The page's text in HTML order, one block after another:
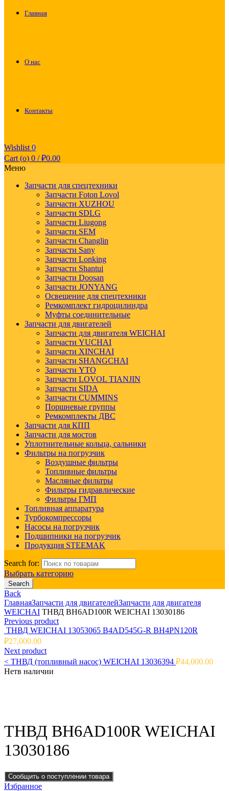
Главная
О нас
Контакты
Wishlist 0
Cart (o) 0 / ₽0.00
Меню
Запчасти для спецтехники
Запчасти Foton Lovol
Запчасти XUZHOU
Запчасти SDLG
Запчасти Liugong
Запчасти SEM
Запчасти Changlin
Запчасти Sany
Запчасти Lonking
Запчасти Shantui
Запчасти Doosan
Запчасти JONYANG
Освещение для спецтехники
Ремкомплект гидроцилиндра
Муфты соединительные
Запчасти для двигателей
Запчасти для двигателя WEICHAI
Запчасти YUCHAI
Запчасти XINCHAI
Запчасти SHANGCHAI
Запчасти YTO
Запчасти LOVOL TIANJIN
Запчасти SIDA
Запчасти CUMMINS
Поршневые группы
Ремкомплекты ДВС
Запчасти для КПП
Запчасти для мостов
Уплотнительные кольца, сальники
Фильтры на погрузчик
Воздушные фильтры
Топливные фильтры
Масляные фильтры
Фильтры гидравлические
Фильтры ГМП
Топливная аппаратура
Турбокомпрессоры
Насосы на погрузчик
Подшипники на погрузчик
Продукция STEEMAK
Search for:
Выбрать категорию
Search
Back
ГлавнаяЗапчасти для двигателейЗапчасти для двигателя
WEICHAI ТНВД BH6AD100R WEICHAI 13030186
Previous product
ТНВД WEICHAI 13053065 B4AD545G-R BH4PN120R
₽27,000.00
Next product
< ТНВД (топливный насос) WEICHAI 13036394 ₽44,000.00
Нетв наличии
ТНВД BH6AD100R WEICHAI
13030186
Сообщить о поступлении товара
Избранное